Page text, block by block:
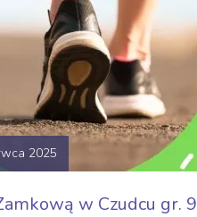
2025
w Czudcu gr. 9